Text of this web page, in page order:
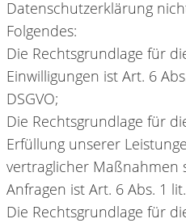
Datenschutzerklärung
Folgendes:
Die Rechtsgrundlage für
Einwilligungen ist Art. 6
DSGVO;
Die Rechtsgrundlage für
Erfüllung unserer
vertraglicher Maßnahmen
Anfragen ist Art. 6 Abs. 1
Die Rechtsgrundlage für